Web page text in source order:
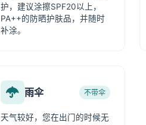
护，建议涂擦SPF20以上，
PA++的防晒护肤品，并随时
补涂。
雨伞 不带伞
天气较好，您在出门的时候无